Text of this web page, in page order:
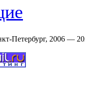
Петербург, 2006 —